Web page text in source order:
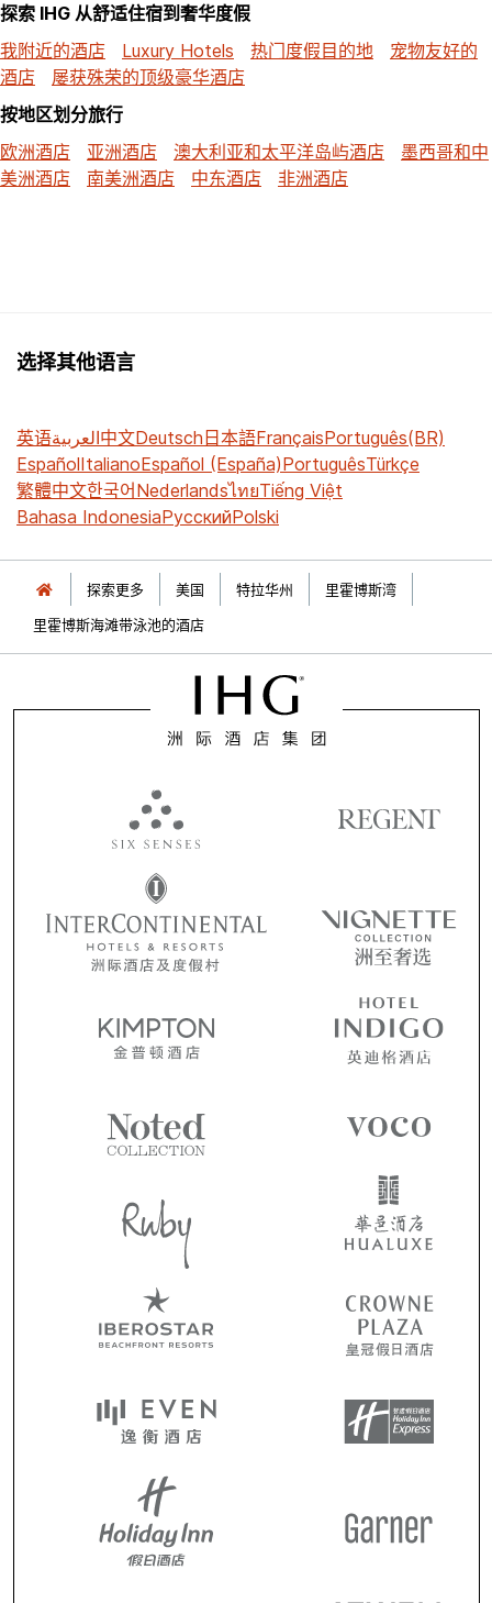
探索 IHG 从舒适住宿到奢华度假
我附近的酒店
Luxury Hotels 热门度假目的地
宠物友好的
酒店
屡获殊荣的顶级豪华酒店
按地区划分旅行
欧洲酒店
亚洲酒店 澳大利亚和太平洋岛屿酒店
墨西哥和中
美洲酒店
南美洲酒店 中东酒店 非洲酒店
选择其他语言
英语العربية中文Deutsch日本語FrançaisPortuguês(BR)
EspañolItalianoEspañol (España)PortuguêsTürkçe
繁體中文한국어NederlandsไทยTiếng Việt
Bahasa IndonesiaРусскийPolski
探索更多 美国 特拉华州
里霍博斯湾
里霍博斯海滩带泳池的酒店